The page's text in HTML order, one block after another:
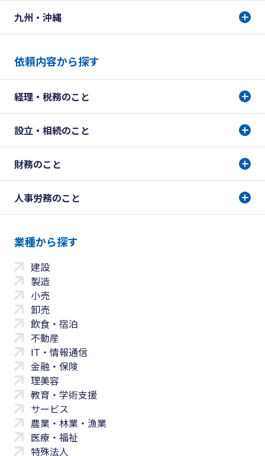
九州・沖縄
依頼内容から探す
経理・税務のこと
設立・相続のこと
財務のこと
人事労務のこと
業種から探す
建設
製造
小売
卸売
飲食・宿泊
不動産
IT・情報通信
金融・保険
理美容
教育・学術支援
サービス
農業・林業・漁業
医療・福祉
特殊法人